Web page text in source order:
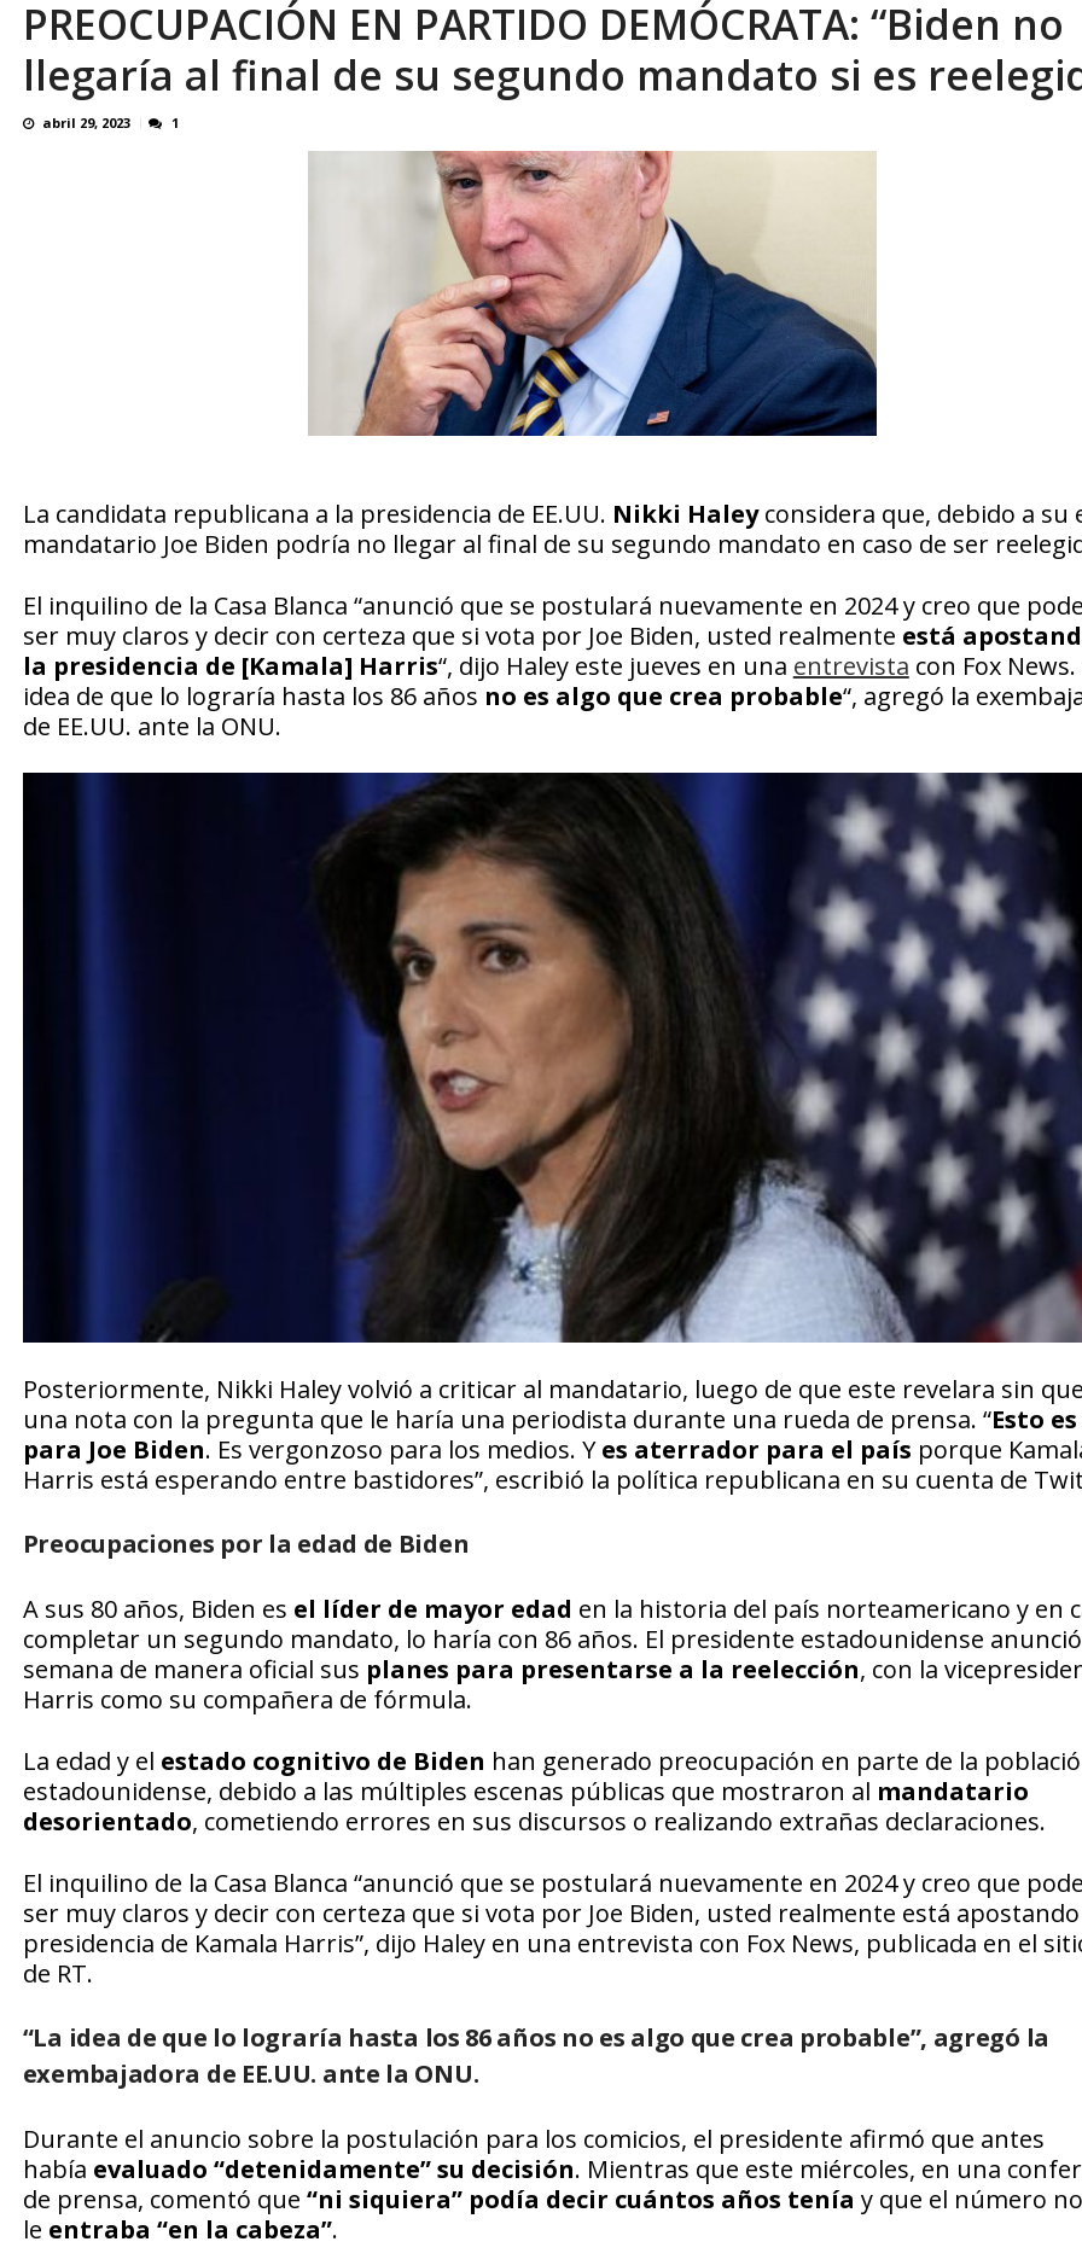
¿QUE PROTEGES TU? Por: Miguel Ángel León R AGOSTO 8, 2026
PREOCUPACIÓN EN PARTIDO DEMÓCRATA: “Biden no
llegaría al final de su segundo mandato si es
abril 29, 2023 1
La candidata republicana a la presidencia de EE.UU. Nikki Haleyconsidera que, debido a su
mandatario Joe Biden podría no llegar al final de su segundo mandato en caso de ser
El inquilino de la Casa Blanca “anunció que se postulará nuevamente en 2024 y creo que
ser muy claros y decir con certeza que si vota por Joe Biden, usted realmente está
la presidencia de [Kamala] Harris“, dijo Haley este jueves en una entrevista con Fox News.
idea de que lo lograría hasta los 86 años no es algo que crea probable“, agregó la
de EE.UU. ante la ONU.
Posteriormente, Nikki Haley volvió a criticar al mandatario, luego de que este revelara sin
una nota con la pregunta que le haría una periodista durante una rueda de prensa. “Esto
para Joe Biden. Es vergonzoso para los medios. Yes aterrador para el país porque
Harris está esperando entre bastidores”, escribió la política republicana en su cuenta de
Preocupaciones por la edad de Biden
A sus 80 años, Biden es el líder de mayor edad en la historia del país norteamericano y en
completar un segundo mandato, lo haría con 86 años. El presidente estadounidense
semana de manera oficial sus planes para presentarse a la reelección, con la
Harris como su compañera de fórmula.
La edad y el estado cognitivo de Biden han generado preocupación en parte de la
estadounidense, debido a las múltiples escenas públicas que mostraron al mandatario
desorientado, cometiendo errores en sus discursos o realizando extrañas declaraciones.
El inquilino de la Casa Blanca “anunció que se postulará nuevamente en 2024 y creo que
ser muy claros y decir con certeza que si vota por Joe Biden, usted realmente está
presidencia de Kamala Harris”, dijo Haley en una entrevista con Fox News, publicada en el
de RT.
“La idea de que lo lograría hasta los 86 años no es algo que crea probable”, agregó la
exembajadora de EE.UU. ante la ONU.
Durante el anuncio sobre la postulación para los comicios, el presidente afirmó que antes
había evaluado “detenidamente” su decisión. Mientras que este miércoles, en una
de prensa, comentó que “ni siquiera” podía decir cuántos años tenía y que el número no
le entraba “en la cabeza”.